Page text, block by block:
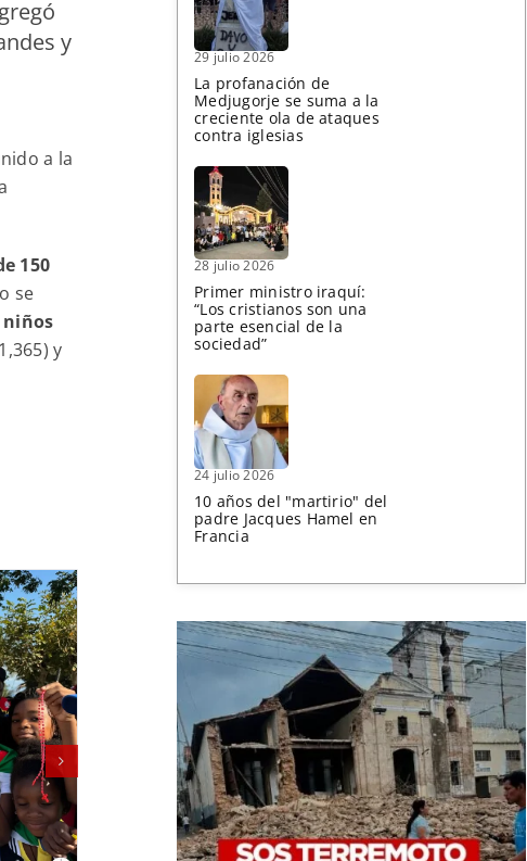
y
a la
150
se
niños
y
29 julio 2026
La profanación de
Medjugorje se suma a la
creciente ola de ataques
contra iglesias
28 julio 2026
Primer ministro iraquí:
“Los cristianos son una
parte esencial de la
sociedad”
24 julio 2026
10 años del "martirio" del
padre Jacques Hamel en
Francia